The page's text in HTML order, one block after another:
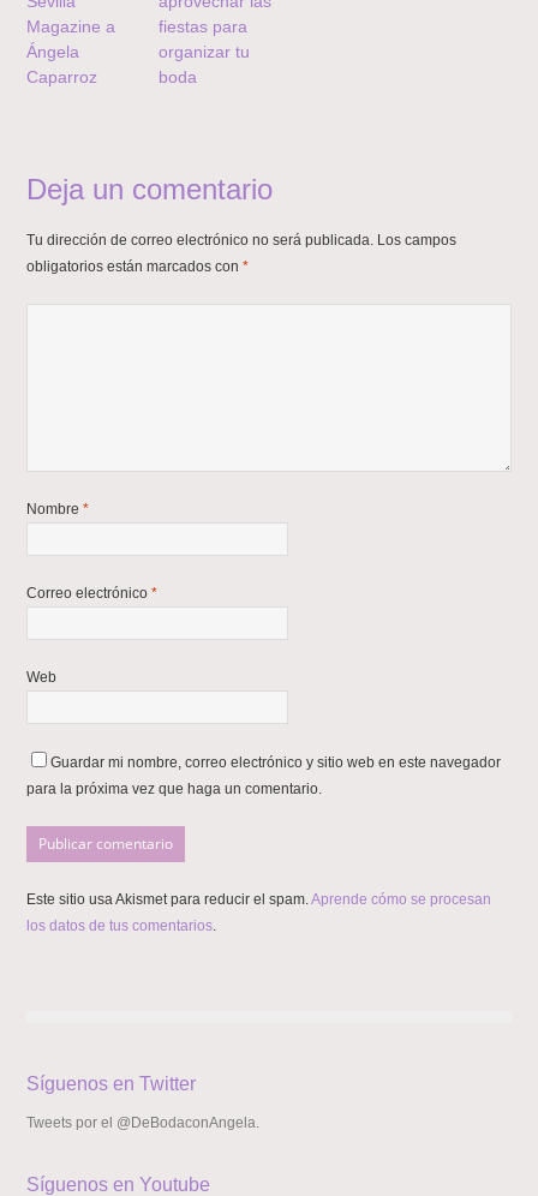
Magazine a
Ángela
Caparroz
fiestas para
organizar tu
boda
Deja un comentario
Tu dirección de correo electrónico no será publicada. Los campos
obligatorios están marcados con*
Nombre*
Correo electrónico*
Web
Guardar mi nombre, correo electrónico y sitio web en este navegador
para la próxima vez que haga un comentario.
Este sitio usa Akismet para reducir el spam.Aprende cómo se procesan
los datos de tus comentarios
Síguenos en Twitter
Tweets por el @DeBodaconAngela.
Síguenos en Youtube